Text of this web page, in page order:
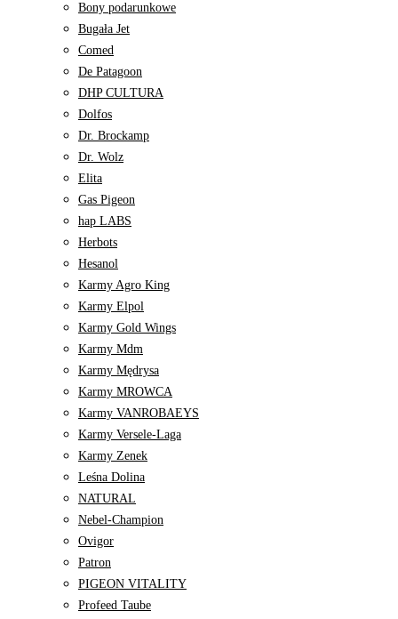
Bony podarunkowe
Bugała Jet
Comed
De Patagoon
DHP CULTURA
Dolfos
Dr. Brockamp
Dr. Wolz
Elita
Gas Pigeon
hap LABS
Herbots
Hesanol
Karmy Agro King
Karmy Elpol
Karmy Gold Wings
Karmy Mdm
Karmy Mędrysa
Karmy MROWCA
Karmy VANROBAEYS
Karmy Versele-Laga
Karmy Zenek
Leśna Dolina
NATURAL
Nebel-Champion
Ovigor
Patron
PIGEON VITALITY
Profeed Taube